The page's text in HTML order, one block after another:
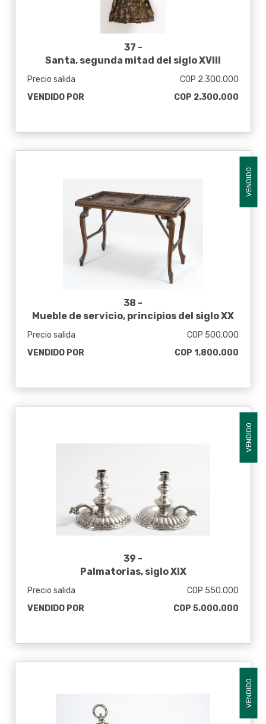
37 -
Santa, segunda mitad del siglo XVIII
Precio salida
COP 2.300.000
VENDIDO POR
COP 2.300.000
VENDIDO
38 -
Mueble de servicio, principios del siglo XX
Precio salida
COP 500.000
VENDIDO POR
COP 1.800.000
VENDIDO
39 -
Palmatorias, siglo XIX
Precio salida
COP 550.000
VENDIDO POR
COP 5.000.000
VENDIDO